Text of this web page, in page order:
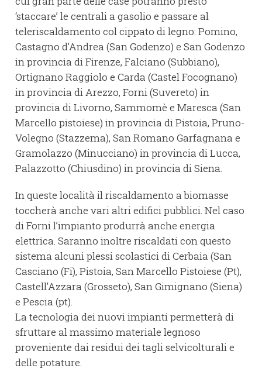
‘staccare’ le centrali a gasolio e passare al
teleriscaldamento col cippato di legno: Pomino,
Castagno d’Andrea (San Godenzo) e San Godenzo
in provincia di Firenze, Falciano (Subbiano),
Ortignano Raggiolo e Carda (Castel Focognano)
in provincia di Arezzo, Forni (Suvereto) in
provincia di Livorno, Sammomè e Maresca (San
Marcello pistoiese) in provincia di Pistoia, Pruno-
Volegno (Stazzema), San Romano Garfagnana e
Gramolazzo (Minucciano) in provincia di Lucca,
Palazzotto (Chiusdino) in provincia di Siena.
In queste località il riscaldamento a biomasse
toccherà anche vari altri edifici pubblici. Nel caso
di Forni l’impianto produrrà anche energia
elettrica. Saranno inoltre riscaldati con questo
sistema alcuni plessi scolastici di Cerbaia (San
Casciano (Fi), Pistoia, San Marcello Pistoiese (Pt),
Castell’Azzara (Grosseto), San Gimignano (Siena)
e Pescia (pt).
La tecnologia dei nuovi impianti permetterà di
sfruttare al massimo materiale legnoso
proveniente dai residui dei tagli selvicolturali e
delle potature.